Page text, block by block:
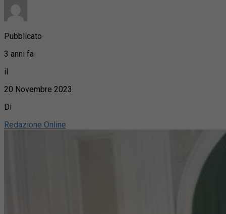
Pubblicato
3 anni fa
il
20 Novembre 2023
Di
Redazione Online